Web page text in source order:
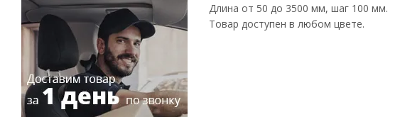
Длина от 50 до 3500 мм, шаг 100 мм.
Товар доступен в любом цвете.